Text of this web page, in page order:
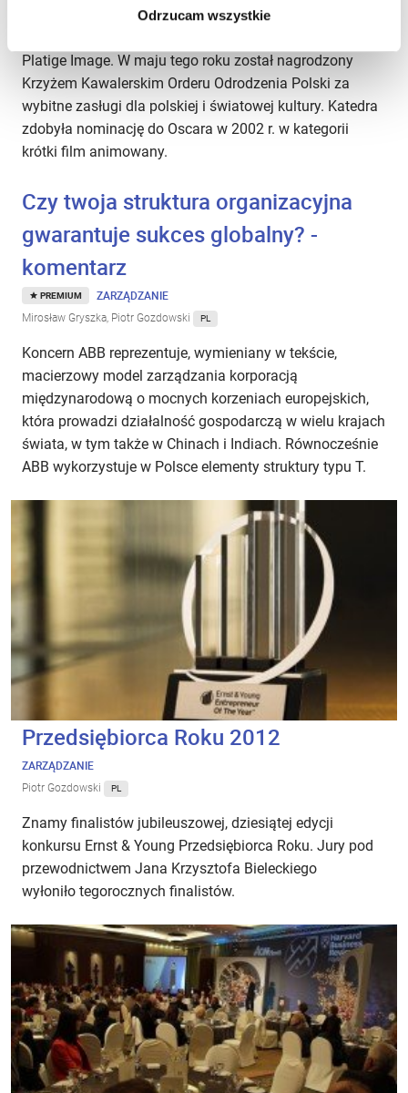
Odrzucam wszystkie
i Animowanej Historii
Platige Image. W maju tego roku został nagrodzony
Krzyżem Kawalerskim Orderu Odrodzenia Polski za
wybitne zasługi dla polskiej i światowej kultury. Katedra
zdobyła nominację do Oscara w 2002 r. w kategorii
krótki film animowany.
Czy twoja struktura organizacyjna
gwarantuje sukces globalny? -
komentarz
PREMIUM ZARZĄDZANIE
Mirosław Gryszka, Piotr Gozdowski PL
Koncern ABB reprezentuje, wymieniany w tekście,
macierzowy model zarządzania korporacją
międzynarodową o mocnych korzeniach europejskich,
która prowadzi działalność gospodarczą w wielu krajach
świata, w tym także w Chinach i Indiach. Równocześnie
ABB wykorzystuje w Polsce elementy struktury typu T.
Przedsiębiorca Roku 2012
ZARZĄDZANIE
Piotr Gozdowski PL
Znamy finalistów jubileuszowej, dziesiątej edycji
konkursu Ernst & Young Przedsiębiorca Roku. Jury pod
przewodnictwem Jana Krzysztofa Bieleckiego
wyłoniło tegorocznych finalistów.